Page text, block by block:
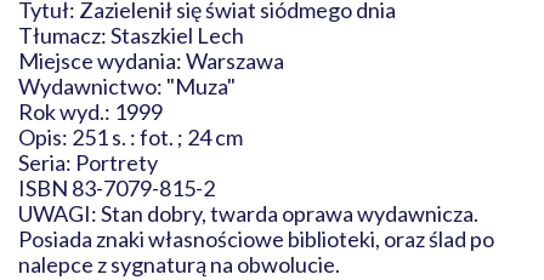
Tytuł: Zazielenił się świat siódmego dnia
Tłumacz: Staszkiel Lech
Miejsce wydania: Warszawa
Wydawnictwo: "Muza"
Rok wyd.: 1999
Opis: 251 s. : fot. ; 24 cm
Seria: Portrety
ISBN 83-7079-815-2
UWAGI: Stan dobry, twarda oprawa wydawnicza.
Posiada znaki własnościowe biblioteki, oraz ślad po
nalepce z sygnaturą na obwolucie.